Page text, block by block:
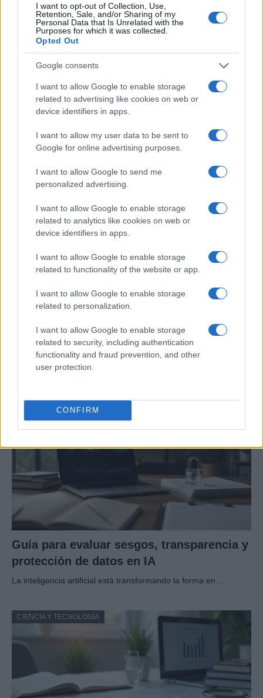
I want to opt-out of Collection, Use,
Retention, Sale, and/or Sharing of my
Personal Data that Is Unrelated with the
Purposes for which it was collected.
Opted Out
Google consents
I want to allow Google to enable storage
related to advertising like cookies on web or
device identifiers in apps.
I want to allow my user data to be sent to
Google for online advertising purposes.
I want to allow Google to send me
personalized advertising.
I want to allow Google to enable storage
related to analytics like cookies on web or
device identifiers in apps.
I want to allow Google to enable storage
related to functionality of the website or app.
I want to allow Google to enable storage
related to personalization.
I want to allow Google to enable storage
related to security, including authentication
functionality and fraud prevention, and other
user protection.
CONFIRM
Protocolos de seguridad ocular y
consejos para fotografiar eclipses solares
Un eclipse solar es un espectáculo natural que…
CIENCIA Y TECNOLOGÍA
Cómo elegir una carrera STEAM: perfiles
emergentes y competencias clave
Descubre cómo elegir la mejor opción en STEAM:…
CIENCIA Y TECNOLOGÍA
Guía para evaluar sesgos, transparencia y
protección de datos en IA
La inteligencia artificial está transformando la forma en…
CIENCIA Y TECNOLOGÍA